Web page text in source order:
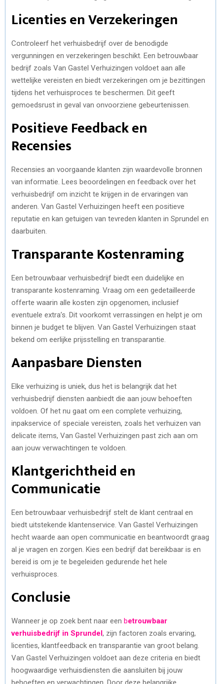
Licenties en Verzekeringen
Controleerf het verhuisbedrijf over de benodigde
vergunningen en verzekeringen beschikt. Een betrouwbaar
bedrijf zoals Van Gastel Verhuizingen voldoet aan alle
wettelijke vereisten en biedt verzekeringen om je bezittingen
tijdens het verhuisproces te beschermen. Dit geeft
gemoedsrust in geval van onvoorziene gebeurtenissen.
Positieve Feedback en
Recensies
Recensies an voorgaande klanten zijn waardevolle bronnen
van informatie. Lees beoordelingen en feedback over het
verhuisbedrijf om inzicht te krijgen in de ervaringen van
anderen. Van Gastel Verhuizingen heeft een positieve
reputatie en kan getuigen van tevreden klanten in Sprundel en
daarbuiten.
Transparante Kostenraming
Een betrouwbaar verhuisbedrijf biedt een duidelijke en
transparante kostenraming. Vraag om een gedetailleerde
offerte waarin alle kosten zijn opgenomen, inclusief
eventuele extra’s. Dit voorkomt verrassingen en helpt je om
binnen je budget te blijven. Van Gastel Verhuizingen staat
bekend om eerlijke prijsstelling en transparantie.
Aanpasbare Diensten
Elke verhuizing is uniek, dus het is belangrijk dat het
verhuisbedrijf diensten aanbiedt die aan jouw behoeften
voldoen. Of het nu gaat om een complete verhuizing,
inpakservice of speciale vereisten, zoals het verhuizen van
delicate items, Van Gastel Verhuizingen past zich aan om
aan jouw verwachtingen te voldoen.
Klantgerichtheid en
Communicatie
Een betrouwbaar verhuisbedrijf stelt de klant centraal en
biedt uitstekende klantenservice. Van Gastel Verhuizingen
hecht waarde aan open communicatie en beantwoordt graag
al je vragen en zorgen. Kies een bedrijf dat bereikbaar is en
bereid is om je te begeleiden gedurende het hele
verhuisproces.
Conclusie
Wanneer je op zoek bent naar een betrouwbaar
verhuisbedrijf in Sprundel, zijn factoren zoals ervaring,
licenties, klantfeedback en transparantie van groot belang.
Van Gastel Verhuizingen voldoet aan deze criteria en biedt
hoogwaardige verhuisdiensten die aansluiten bij jouw